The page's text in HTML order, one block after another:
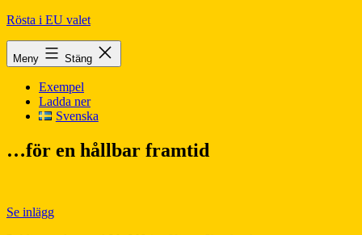
Hoppa
innehåll
Rösta i EU valet
Meny Stäng
Exempel
Ladda ner
Svenska
…för en hållbar framtid
Se inlägg